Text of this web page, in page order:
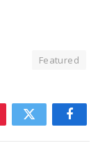
Featured
Facebook